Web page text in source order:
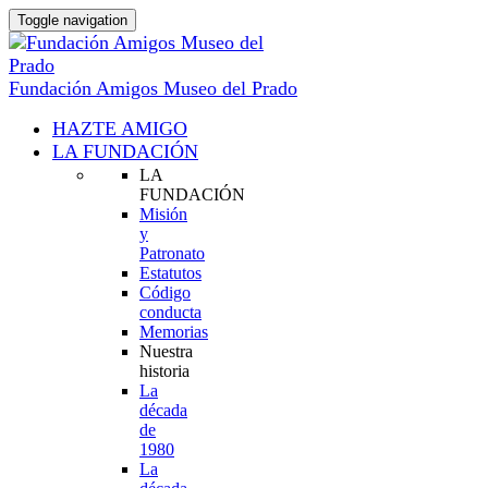
Toggle navigation
Fundación Amigos Museo del Prado
HAZTE AMIGO
LA FUNDACIÓN
LA
FUNDACIÓN
Misión
y
Patronato
Estatutos
Código
conducta
Memorias
Nuestra
historia
La
década
de
1980
La